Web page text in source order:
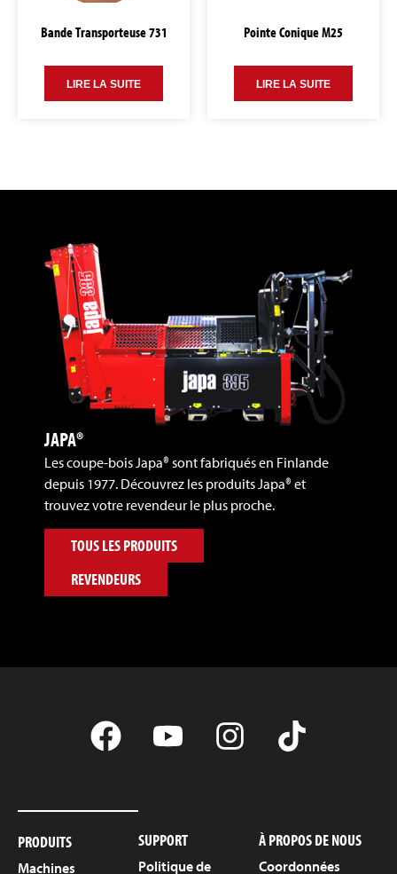
Bande Transporteuse 731
LIRE LA SUITE
Pointe Conique M25
LIRE LA SUITE
JAPA®
Les coupe-bois Japa® sont fabriqués en Finlande
depuis 1977. Découvrez les produits Japa® et
trouvez votre revendeur le plus proche.
TOUS LES PRODUITS
REVENDEURS
PRODUITS
Machines
SUPPORT
Politique de
À PROPOS DE NOUS
Coordonnées